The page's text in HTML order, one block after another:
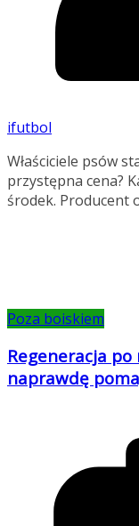
ifutbol
Właściciele psów
przystępna cena?
środek. Producent
Poza boiskiem
Regeneracja po
naprawdę